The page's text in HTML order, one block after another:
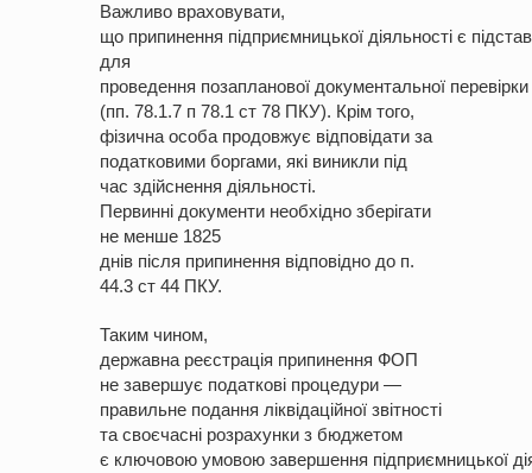
Важливо враховувати,
що припинення підприємницької діяльності є
для
проведення позапланової документальної перевірки
(пп. 78.1.7 п 78.1 ст 78 ПКУ). Крім того,
фізична особа продовжує відповідати за
податковими боргами, які виникли під
час здійснення діяльності.
Первинні документи необхідно зберігати
не менше 1825
днів після припинення відповідно до п.
44.3 ст 44 ПКУ.
Таким чином,
державна реєстрація припинення ФОП
не завершує податкові процедури —
правильне подання ліквідаційної звітності
та своєчасні розрахунки з бюджетом
є ключовою умовою завершення підприємницької